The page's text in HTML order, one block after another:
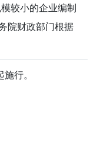
较小的企业编制
院财政部门根据
行。